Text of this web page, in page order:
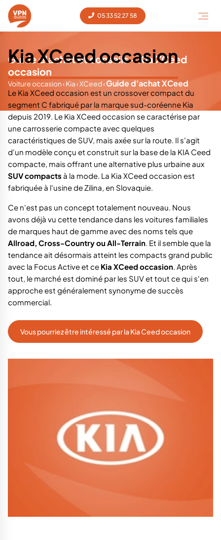
05 33 52 27 58
Guide d'achat et conseils - Kia XCeed
occasion
Voiture occasion‹Kia‹XCeed‹Guide d'achat XCeed
clients sur ce modèle.
Kia XCeed occasion
Le Kia XCeed occasion est un crossover compact du
segment C fabriqué par la marque sud-coréenne Kia
depuis 2019. Le Kia XCeed occasion se caractérise par
une carrosserie compacte avec quelques
caractéristiques de SUV, mais axée sur la route. Il s'agit
d'un modèle conçu et construit sur la base de la KIA Ceed
compacte, mais offrant une alternative plus urbaine aux
SUV compacts à la mode. La Kia XCeed occasion est
fabriquée à l'usine de Zilina, en Slovaquie.
Ce n'est pas un concept totalement nouveau. Nous
avons déjà vu cette tendance dans les voitures familiales
de marques haut de gamme avec des noms tels que
Allroad, Cross-Country ou All-Terrain. Et il semble que la
tendance ait désormais atteint les compacts grand public
avec la Focus Active et ce Kia XCeed occasion. Après
tout, le marché est dominé par les SUV et tout ce qui s'en
approche est généralement synonyme de succès
commercial.
Vous pourriez être intéressé par la Kia Ceed occasion